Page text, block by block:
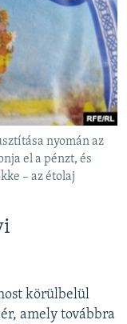
nyomán az
el a pénzt, és
– az étolaj
körülbelül
amely továbbra